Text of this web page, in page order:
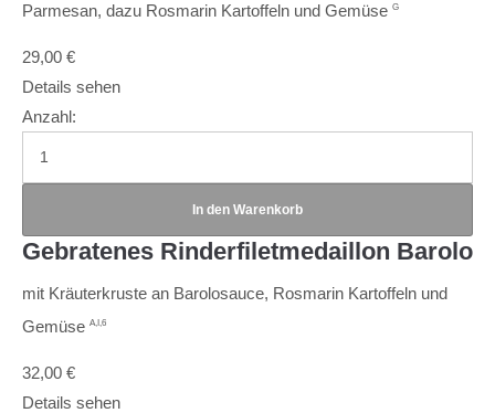
Parmesan, dazu Rosmarin Kartoffeln und Gemüse G
29,00 €
Details sehen
Anzahl:
Gebratenes Rinderfiletmedaillon Barolo
mit Kräuterkruste an Barolosauce, Rosmarin Kartoffeln und
Gemüse A,I,6
32,00 €
Details sehen